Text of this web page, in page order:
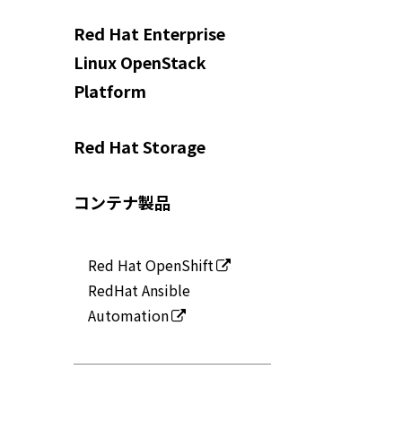
Red Hat Enterprise
Linux OpenStack
Platform
Red Hat Storage
コンテナ製品
Red Hat OpenShift
RedHat Ansible
Automation